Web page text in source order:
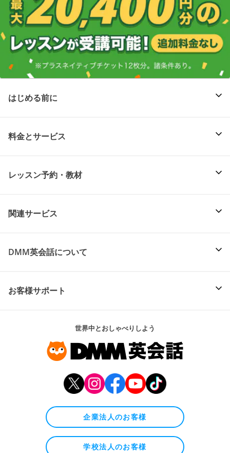
はじめる前に
料金とサービス
レッスン予約・教材
関連サービス
DMM英会話について
お客様サポート
世界中とおしゃべりしよう
企業法人のお客様
学校法人のお客様